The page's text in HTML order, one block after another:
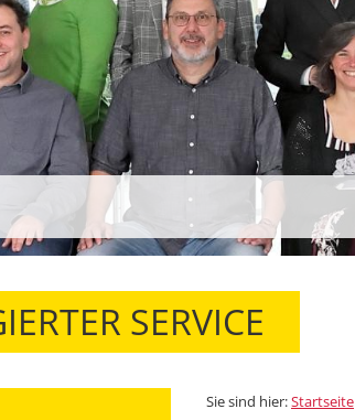
SERVICE
Sie sind hier:Startseite